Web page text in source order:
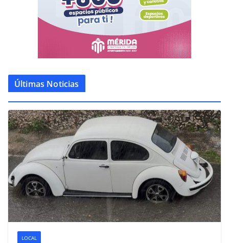
Últimas Noticias
LOCAL